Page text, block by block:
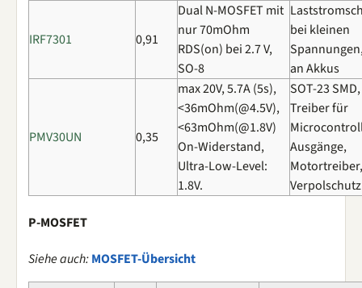
IRF7301 0,91
Dual N-MOSFET mit
nur 70mOhm
RDS(on) bei 2.7 V,
SO-8
bei kleinen
an Akkus
PMV30UN 0,35
max 20V, 5.7A (5s),
<36mOhm(@4.5V),
<63mOhm(@1.8V)
On-Widerstand,
Ultra-Low-Level:
1.8V.
SOT-23 SMD,
Treiber für
Ausgänge,
Motortreiber,
P-MOSFET
Siehe auch:MOSFET-Übersicht